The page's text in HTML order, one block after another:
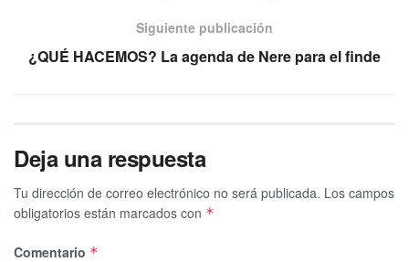
Siguiente publicación
¿QUÉ HACEMOS? La agenda de Nere para el finde
Deja una respuesta
Tu dirección de correo electrónico no será publicada. Los campos
obligatorios están marcados con *
Comentario *